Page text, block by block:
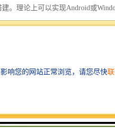
。理论上可以实现Android或
环境的差异，当前多媒体液晶评
下常用功能2
口驱动评价器设备发布的语音提
以通过管理软件设置多媒体评价